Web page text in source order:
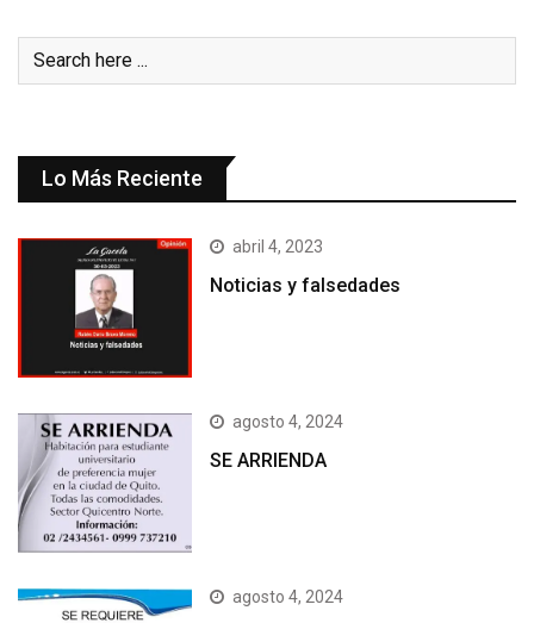
Lo Más Reciente
abril 4, 2023
Noticias y falsedades
agosto 4, 2024
SE ARRIENDA
agosto 4, 2024